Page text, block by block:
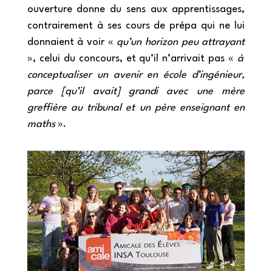
ouverture donne du sens aux apprentissages,
contrairement à ses cours de prépa qui ne lui
donnaient à voir « qu’un horizon peu attrayant
», celui du concours, et qu’il n’arrivait pas « à
conceptualiser un avenir en école d’ingénieur,
parce [qu’il avait] grandi avec une mère
greffière au tribunal et un père enseignant en
maths».